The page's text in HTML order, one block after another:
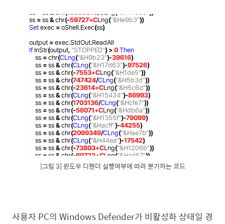
[그림 3] 윈도우 디펜더 실행여부에 따라 분기하는 코드
사용자 PC의 Windows Defender가 비활성화 상태일 경